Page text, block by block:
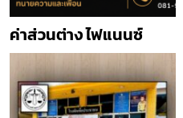
ค่าส่วนต่าง ไฟแนนซ์